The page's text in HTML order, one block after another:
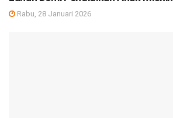
Rabu, 28 Januari 2026